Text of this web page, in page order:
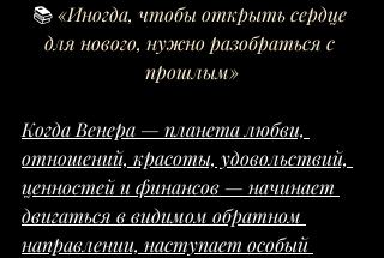
📚 «Иногда, чтобы открыть сердце
для нового, нужно разобраться с
прошлым»
Когда Венера — планета любви,
отношений, красоты, удовольствий,
ценностей и финансов — начинает
двигаться в видимом обратном
направлении, наступает особый